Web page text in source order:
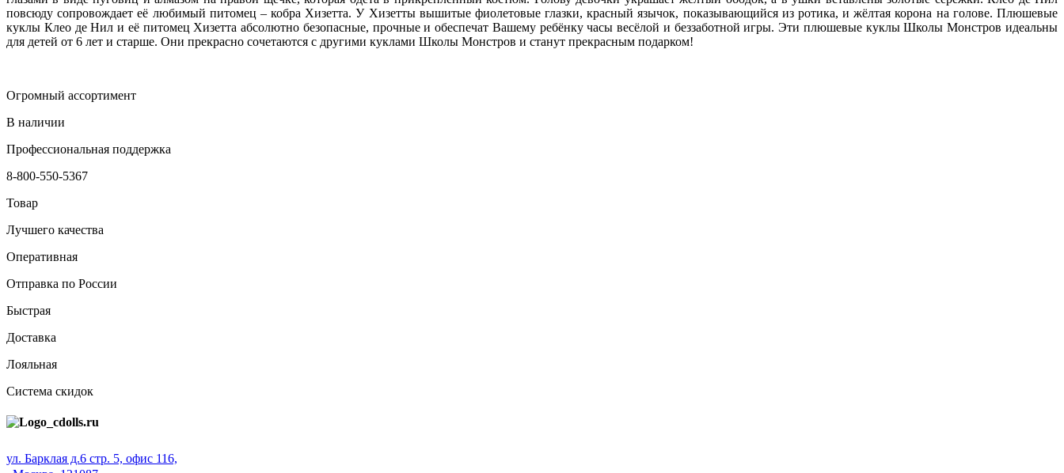
повсюду сопровождает её любимый питомец – кобра Хизетта. У Хизетты вышитые фиолетовые глазки, красный язычок, показывающийся из ротика, и жёлтая корона на голове. Плюшевые
куклы Клео де Нил и её питомец Хизетта абсолютно безопасные, прочные и обеспечат Вашему ребёнку часы весёлой и беззаботной игры. Эти плюшевые куклы Школы Монстров идеальны
для детей от 6 лет и старше. Они прекрасно сочетаются с другими куклами Школы Монстров и станут прекрасным подарком!
Огромный ассортимент
В наличии
Профессиональная поддержка
8-800-550-5367
Товар
Лучшего качества
Оперативная
Отправка по России
Быстрая
Доставка
Лояльная
Система скидок
ул. Барклая д.6 стр. 5, офис 116,